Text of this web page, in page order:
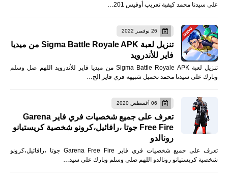
على سيدنا محمد كيفية تعريب أوفيس 201…
26 نوفمبر 2022
تنزيل لعبة Sigma Battle Royale APK من ميديا
فاير للأندرويد
تنزيل لعبة Sigma Battle Royale APK من ميديا فاير للأندرويد اللهم صل وسلم
وبارك على سيدنا محمد تحميل شبيهه فري فاير الج…
06 أغسطس 2020
تعرف على جميع شخصيات فري فاير Garena
Free Fire جوتا ،رافائيل،كرونو شخصية كريستيانو
رونالدو
تعرف على جميع شخصيات فري فاير Garena Free Fire جوتا ،رافائيل،كرونو
شخصية كريستيانو رونالدو اللهم صلى وسلم وبارك على سيد…